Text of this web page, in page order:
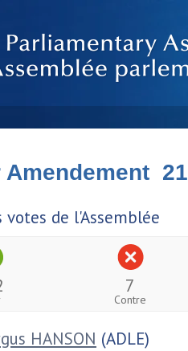
Amendement 21
votes de l'Assemblée
7
Contre
HANSON (ADLE)